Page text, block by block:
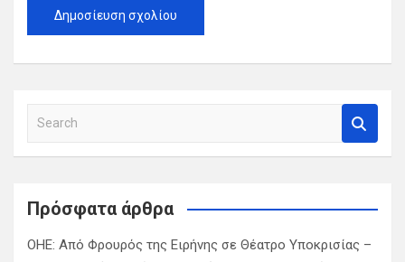
a
c
Πρόσφατα άρθρα
ΟΗΕ: Από Φρουρός της Ειρήνης σε Θέατρο Υποκρισίας –